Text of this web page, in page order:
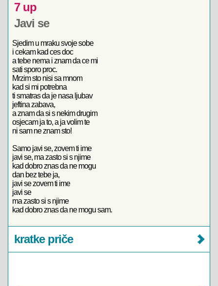
7 up
Javi se
Sjedim u mraku svoje sobe
i cekam kad ces doc
a tebe nema i znam da ce mi
sati sporo proc.
Mrzim sto nisi sa mnom
kad si mi potrebna
ti smatras da je nasa ljubav
jeftina zabava,
a znam da si s nekim drugim
osjecam ja to, a ja volim te
ni sam ne znam sto!
Samo javi se, zovem ti ime
javi se, ma zasto si s njime
kad dobro znas da ne mogu
dan bez tebe ja,
javi se zovem ti ime
javi se
ma zasto si s njime
kad dobro znas da ne mogu sam.
kratke priče